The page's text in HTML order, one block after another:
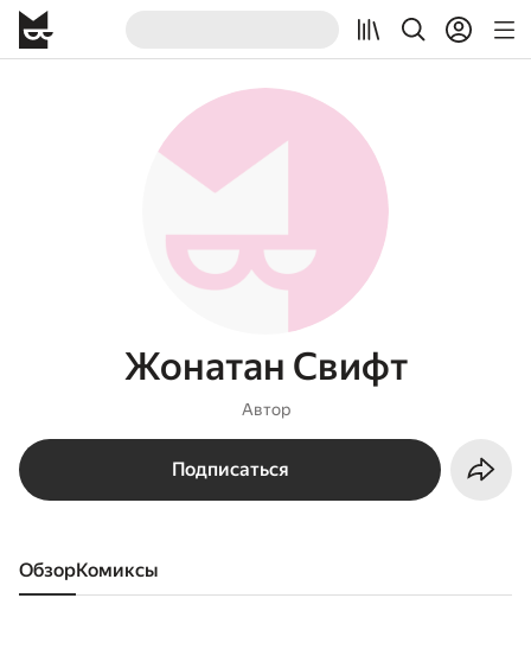
Жонатан Свифт
Автор
Подписаться
Обзор комиксы